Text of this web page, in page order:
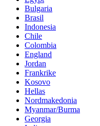
Bulgaria
Brasil
Indonesia
Chile
Colombia
England
Jordan
Frankrike
Kosovo
Hellas
Nordmakedonia
Myanmar/Burma
Georgia